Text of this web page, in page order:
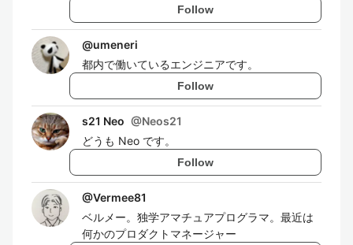
Follow
@umeneri
都内で働いているエンジニアです。
Follow
s21 Neo @Neos21
どうも Neo です。
Follow
@Vermee81
ベルメー。独学アマチュアプログラマ。最近は
何かのプロダクトマネージャー